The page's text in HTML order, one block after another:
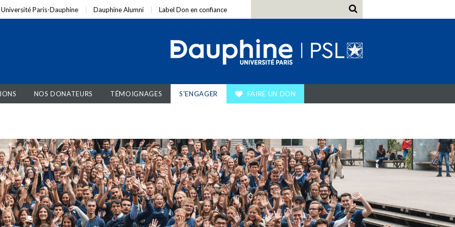
Université Paris-Dauphine Dauphine Alumni Label Don en confiance
NOS DONATEURS TÉMOIGNAGES S'ENGAGER FAIRE UN DON